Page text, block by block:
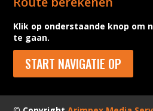
Klik op onderstaande knop om
te gaan.
START NAVIGATIE OP